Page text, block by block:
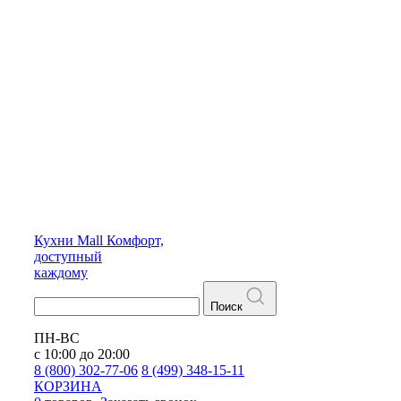
Кухни Mall Комфорт,
доступный
каждому
Поиск
ПН-ВС
с 10:00 до 20:00
8 (800) 302-77-06 8 (499) 348-15-11
КОРЗИНА